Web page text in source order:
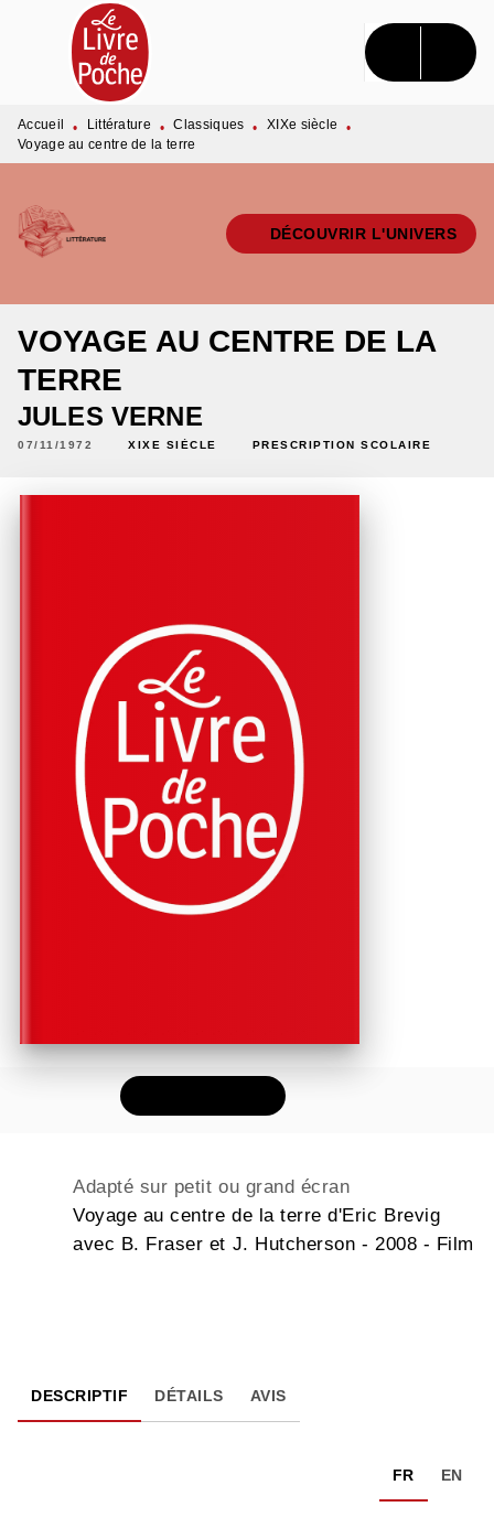
MENU RECHERCHE CONTENU
PIED DE PAGE
Accueil • Littérature • Classiques • XIXe siècle
•
Voyage au centre de la terre
DÉCOUVRIR L'UNIVERS
VOYAGE AU CENTRE DE LA
TERRE
JULES VERNE
07/11/1972 XIXE SIÈCLE PRESCRIPTION SCOLAIRE
Adapté sur petit ou grand écran
Voyage au centre de la terre d'Eric Brevig
avec B. Fraser et J. Hutcherson - 2008 - Film
DESCRIPTIF DÉTAILS AVIS
FR EN